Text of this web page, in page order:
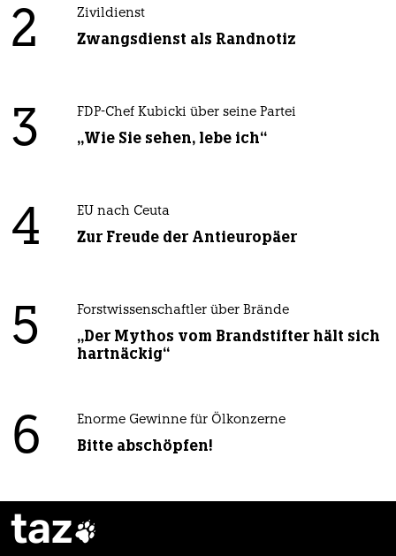
2 Zivildienst
Zwangsdienst als Randnotiz
3 FDP-Chef Kubicki über seine Partei
„Wie Sie sehen, lebe ich“
4 EU nach Ceuta
Zur Freude der Antieuropäer
5 Forstwissenschaftler über Brände
„Der Mythos vom Brandstifter hält sich
hartnäckig“
6 Enorme Gewinne für Ölkonzerne
Bitte abschöpfen!
taz